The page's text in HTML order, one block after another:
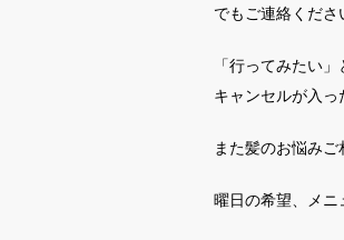
でもご連絡くださ
「行ってみたい
キャンセルが入っ
また髪のお悩み
曜日の希望、メニ